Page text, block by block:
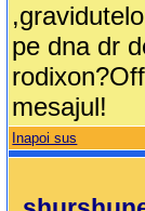
pe dna dr
mesajul!
Inapoi sus